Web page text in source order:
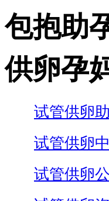
包抱助
供卵孕
试管供卵
试管供卵
试管供卵